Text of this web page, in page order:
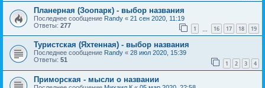
Планерная (Зоопарк) - выбор названия
Последнее сообщение Randy « 21 сен 2020, 11:19
Ответы: 277 1 16 17 18 19
Туристская (Яхтенная) - выбор названия
Последнее сообщение Randy « 28 июл 2020, 15:39
Ответы: 51 1 2 3 4
Приморская - мысли о названии